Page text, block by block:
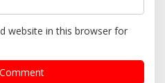
website in this browser for